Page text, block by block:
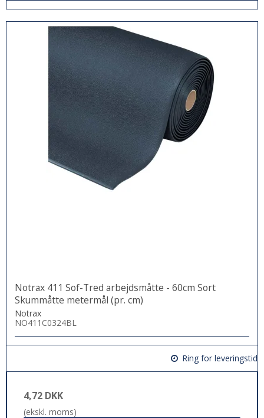
Notrax 411 Sof-Tred arbejdsmåtte - 60cm Sort
Skummåtte metermål (pr. cm)
Notrax
NO411C0324BL
Ring for leveringstid
4,72 DKK
(ekskl. moms)